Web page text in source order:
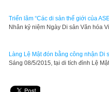
Triển lãm “Các di sản thế giới của
​Nhân kỷ niệm Ngày Di sản Văn hóa
Làng Lệ Mật đón bằng công nhận Di
​Sáng 08/5/2015, tại di tích đình Lệ